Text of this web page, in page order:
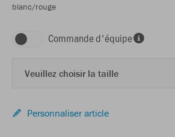
blanc/rouge
Commande d'équipe
Veuillez choisir la taille
Personnaliser article